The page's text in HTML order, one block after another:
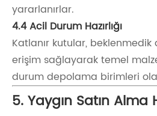
yararlanırlar.
4.4 Acil Durum Hazırlığı
Katlanır kutular, beklenmedik
erişim sağlayarak temel
durum depolama birimleri
5. Yaygın Satın Alma